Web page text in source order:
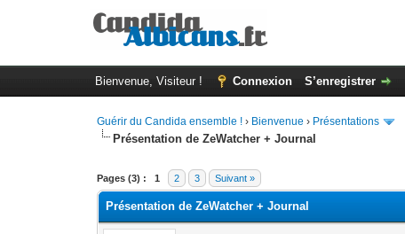
Bienvenue, Visiteur ! Connexion S’enregistrer
Guérir du Candida ensemble ! › Bienvenue › Présentations
Présentation de ZeWatcher + Journal
Pages (3) : 1 2 3 Suivant »
Moyenne : 0 (0 vote(s))
1
2
3
4
5
Présentation de ZeWatcher + Journal